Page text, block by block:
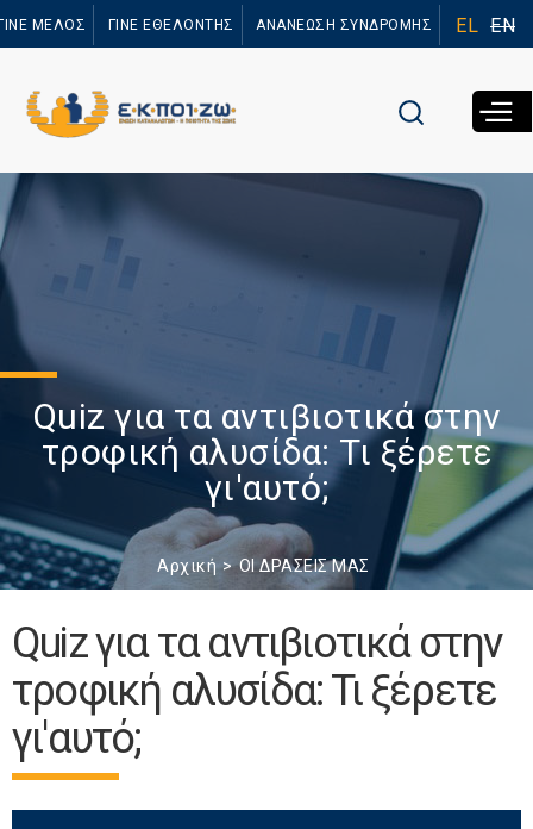
προς το
ΜΕΛΟΣ ΓΙΝΕ ΕΘΕΛΟΝΤΗΣ ΑΝΑΝΕΩΣΗ ΣΥΝΔΡΟΜΗΣ EL EN
Quiz για τα αντιβιοτικά στην
τροφική αλυσίδα: Τι ξέρετε
γι'αυτό;
Αρχική ΟΙ ΔΡΑΣΕΙΣ ΜΑΣ
Quiz για τα αντιβιοτικά στην
τροφική αλυσίδα: Τι ξέρετε
γι'αυτό;